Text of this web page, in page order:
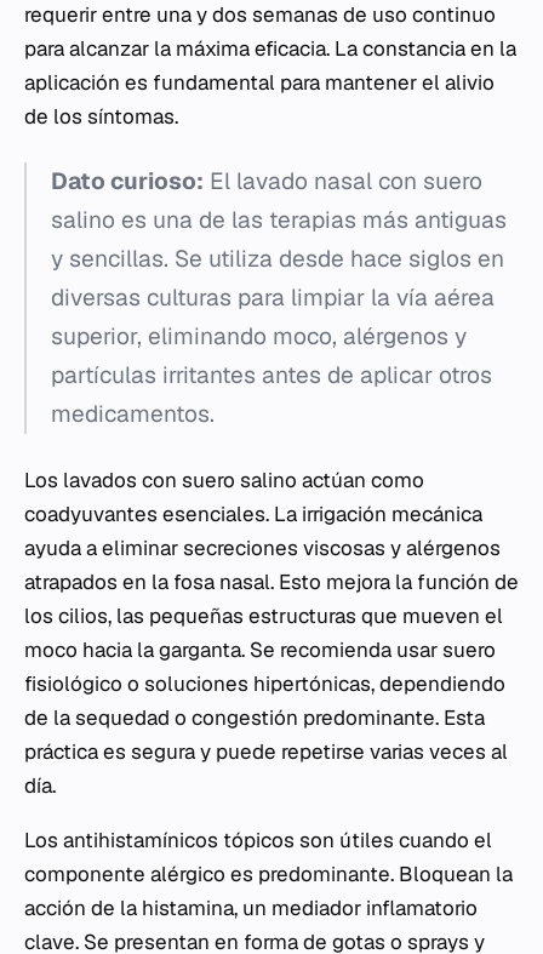
requerir entre una y dos semanas de uso continuo
para alcanzar la máxima eficacia. La constancia en la
aplicación es fundamental para mantener el alivio
de los síntomas.
Dato curioso: El lavado nasal con suero
salino es una de las terapias más antiguas
y sencillas. Se utiliza desde hace siglos en
diversas culturas para limpiar la vía aérea
superior, eliminando moco, alérgenos y
partículas irritantes antes de aplicar otros
medicamentos.
Los lavados con suero salino actúan como
coadyuvantes esenciales. La irrigación mecánica
ayuda a eliminar secreciones viscosas y alérgenos
atrapados en la fosa nasal. Esto mejora la función de
los cilios, las pequeñas estructuras que mueven el
moco hacia la garganta. Se recomienda usar suero
fisiológico o soluciones hipertónicas, dependiendo
de la sequedad o congestión predominante. Esta
práctica es segura y puede repetirse varias veces al
día.
Los antihistamínicos tópicos son útiles cuando el
componente alérgico es predominante. Bloquean la
acción de la histamina, un mediador inflamatorio
clave. Se presentan en forma de gotas o sprays y